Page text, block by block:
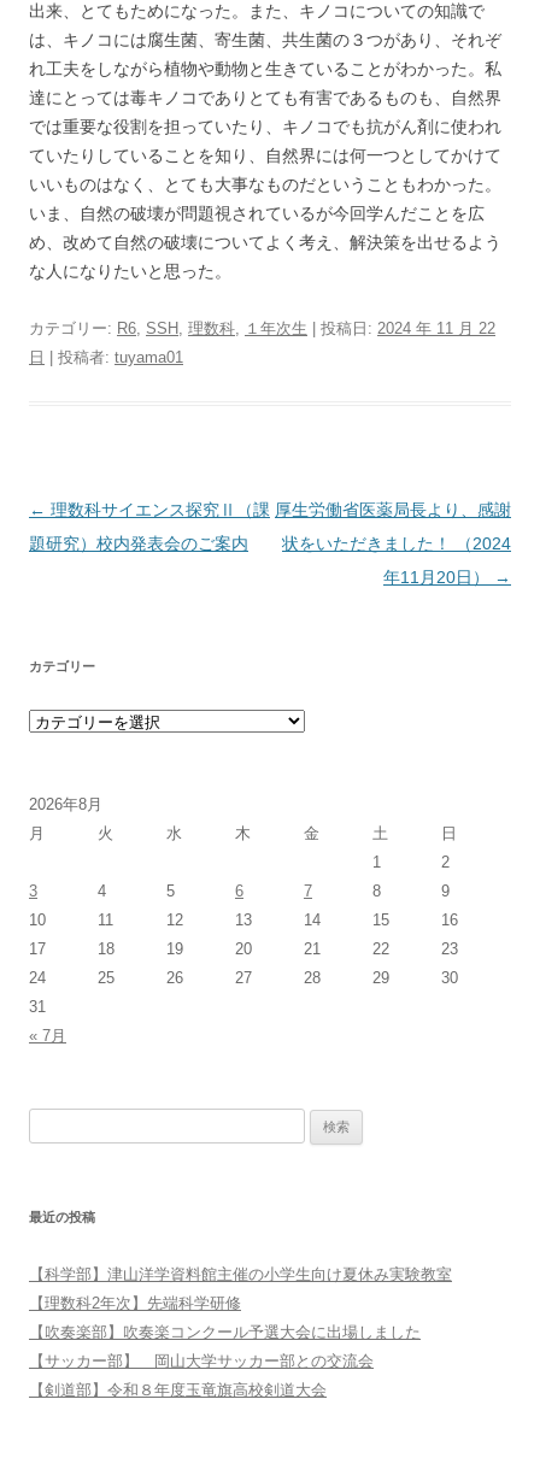
出来、とてもためになった。また、キノコについての知識で
は、キノコには腐生菌、寄生菌、共生菌の３つがあり、それぞ
れ工夫をしながら植物や動物と生きていることがわかった。私
達にとっては毒キノコでありとても有害であるものも、自然界
では重要な役割を担っていたり、キノコでも抗がん剤に使われ
ていたりしていることを知り、自然界には何一つとしてかけて
いいものはなく、とても大事なものだということもわかった。
いま、自然の破壊が問題視されているが今回学んだことを広
め、改めて自然の破壊についてよく考え、解決策を出せるよう
な人になりたいと思った。
カテゴリー: R6, SSH , 理数科, １年次生 | 投稿日: 2024 年 11 月 22
日
投稿者: tuyama01
投稿ナビゲーション
← 理数科サイエンス探究Ⅱ（課
題研究）校内発表会のご案内
厚生労働省医薬局長より、感謝
状をいただきました！ （2024
年11月20日）
→
カテゴリー
カテゴリー
2026年8月
月
火 水 木 金 土 日
« 7月
1
2
3
4 5 6 7 8
9
10
11 12 13 14 15
16
17
18 19 20 21 22
23
24
25 26 27 28 29
30
31
最近の投稿
【科学部】津山洋学資料館主催の小学生向け夏休み実験教室
【理数科2年次】先端科学研修
【吹奏楽部】吹奏楽コンクール予選大会に出場しました
【サッカー部】 岡山大学サッカー部との交流会
【剣道部】令和８年度玉竜旗高校剣道大会